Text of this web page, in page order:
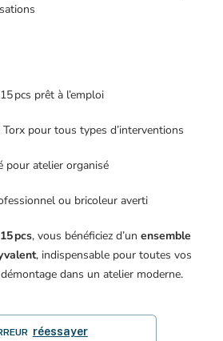
pcs prêt à l’emploi
Torx pour tous types d’interventions
pour atelier organisé
ou bricoleur averti
pcs, vous bénéficiez d’un ensemble
, indispensable pour toutes vos
dans un atelier moderne.
réessayer